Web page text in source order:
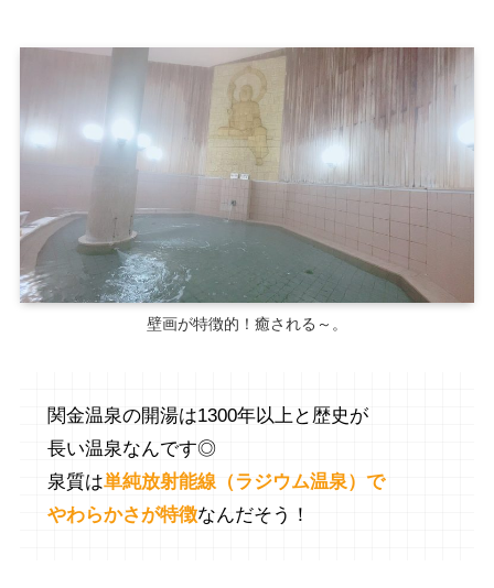
壁画が特徴的！癒される～。
関金温泉の開湯は1300年以上と歴史が
長い温泉なんです◎
泉質は単純放射能線（ラジウム温泉）で
やわらかさが特徴なんだそう！